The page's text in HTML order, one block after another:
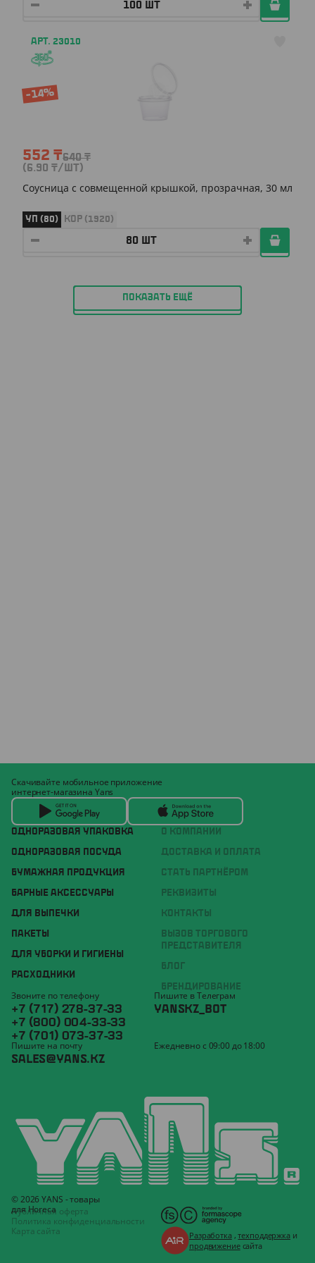
АРТ. 23010
-14%
552 ₸640₸
(6.90 ₸/ШТ)
Соусница с совмещенной крышкой, прозрачная, 30 мл
УП (80) КОР (1920)
ПОКАЗАТЬ ЕЩЁ
ОДНОРАЗОВАЯ УПАКОВКА
ОДНОРАЗОВАЯ ПОСУДА
БУМАЖНАЯ ПРОДУКЦИЯ
БАРНЫЕ АКСЕССУАРЫ
ДЛЯ ВЫПЕЧКИ
ПАКЕТЫ
ДЛЯ УБОРКИ И ГИГИЕНЫ
РАСХОДНИКИ
О КОМПАНИИ
ДОСТАВКА И ОПЛАТА
СТАТЬ ПАРТНЁРОМ
РЕКВИЗИТЫ
КОНТАКТЫ
ВЫЗОВ ТОРГОВОГО
ПРЕДСТАВИТЕЛЯ
БЛОГ
БРЕНДИРОВАНИЕ
Скачивайте мобильное приложение
интернет-магазина Yans
Звоните по телефону
+7 (717) 278-37-33
+7 (800) 004-33-33
+7 (701) 073-37-33
Пишите в Телеграм
YANSKZ_BOT
Пишите на почту
SALES@YANS.KZ
Ежедневно с 09:00 до 18:00
© 2026 YANS - товары
для Horeca
Публичная оферта
Политика конфиденциальности
Карта сайта
Разработка,техподдержка и
продвижениесайта